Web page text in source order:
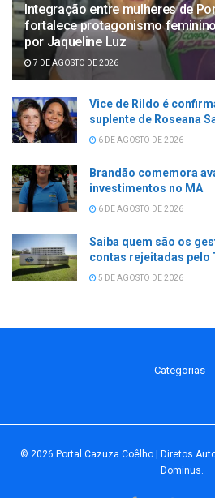
Integração entre mulheres de
fortalece protagonismo
por Jaqueline Luz
7 DE AGOSTO DE 2026
Vice de Rildo é
suplente de Roseana
6 DE AGOSTO DE 2026
Brandão comemora
investimentos no MA
6 DE AGOSTO DE 2026
Saiba quem são os
contas rejeitadas pelo
5 DE AGOSTO DE 2026
Categorias
© 2026 Portal Cazuza Coêlho | Diretos
Dominus